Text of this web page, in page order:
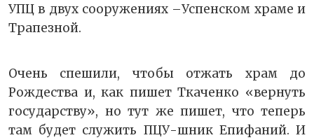
УПЦ в двух сооружениях –Успенском храме и
Трапезной.
Очень спешили, чтобы отжать храм до
Рождества и, как пишет Ткаченко «вернуть
государству», но тут же пишет, что теперь
там будет служить ПЦУ-шник Епифаний. И